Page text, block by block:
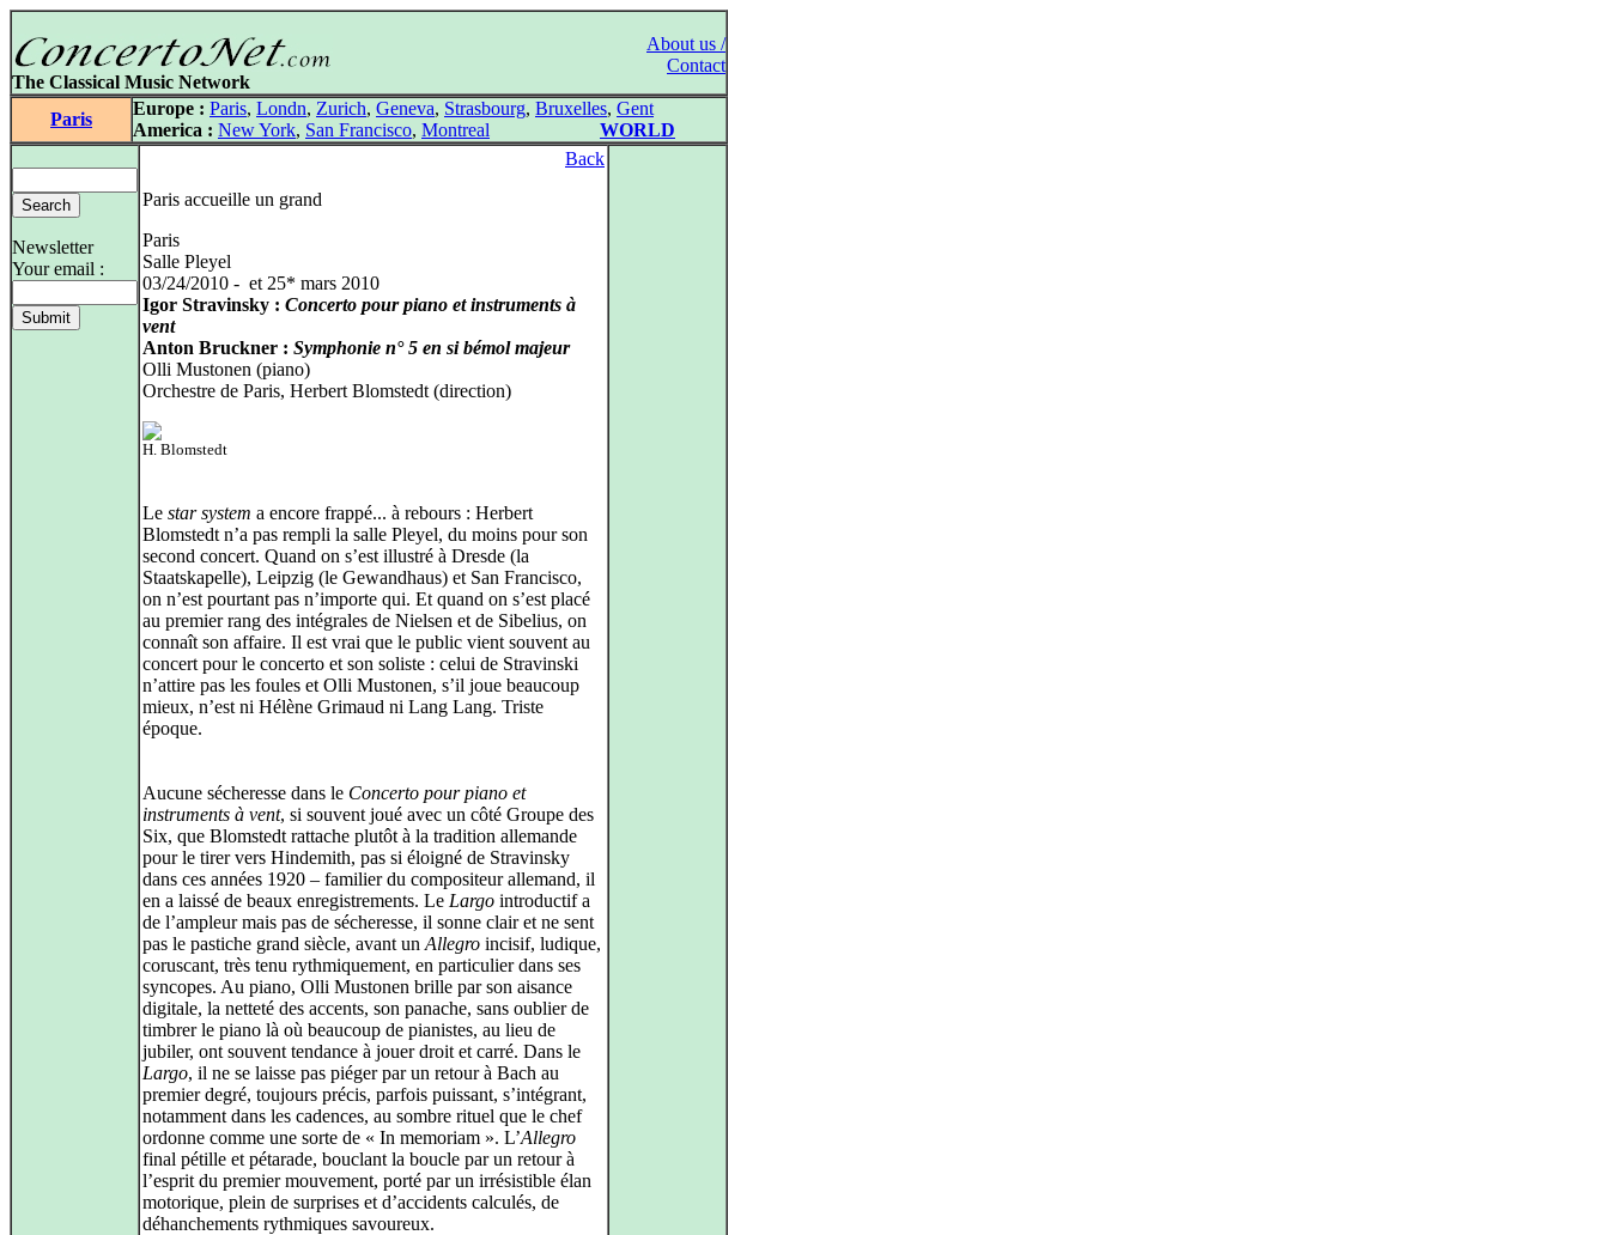
About us /
Contact
The Classical Music Network
Paris
Europe : Paris, Londn, Zurich, Geneva, Strasbourg, Bruxelles, Gent
America : New York, San Francisco, Montreal WORLD
Newsletter
Your email :
Back
Paris accueille un grand
Paris
Salle Pleyel
03/24/2010 - et 25* mars 2010
Igor Stravinsky : Concerto pour piano et instruments à
vent
Anton Bruckner : Symphonie n° 5 en si bémol majeur
Olli Mustonen (piano)
Orchestre de Paris, Herbert Blomstedt (direction)
H. Blomstedt
Le star system a encore frappé... à rebours : Herbert
Blomstedt n’a pas rempli la salle Pleyel, du moins pour son
second concert. Quand on s’est illustré à Dresde (la
Staatskapelle), Leipzig (le Gewandhaus) et San Francisco,
on n’est pourtant pas n’importe qui. Et quand on s’est placé
au premier rang des intégrales de Nielsen et de Sibelius, on
connaît son affaire. Il est vrai que le public vient souvent au
concert pour le concerto et son soliste : celui de Stravinski
n’attire pas les foules et Olli Mustonen, s’il joue beaucoup
mieux, n’est ni Hélène Grimaud ni Lang Lang. Triste
époque.
Aucune sécheresse dans le Concerto pour piano et
instruments à vent, si souvent joué avec un côté Groupe des
Six, que Blomstedt rattache plutôt à la tradition allemande
pour le tirer vers Hindemith, pas si éloigné de Stravinsky
dans ces années 1920 – familier du compositeur allemand, il
en a laissé de beaux enregistrements. Le Largo introductif a
de l’ampleur mais pas de sécheresse, il sonne clair et ne sent
pas le pastiche grand siècle, avant un Allegro incisif, ludique,
coruscant, très tenu rythmiquement, en particulier dans ses
syncopes. Au piano, Olli Mustonen brille par son aisance
digitale, la netteté des accents, son panache, sans oublier de
timbrer le piano là où beaucoup de pianistes, au lieu de
jubiler, ont souvent tendance à jouer droit et carré. Dans le
Largo, il ne se laisse pas piéger par un retour à Bach au
premier degré, toujours précis, parfois puissant, s’intégrant,
notamment dans les cadences, au sombre rituel que le chef
ordonne comme une sorte de « In memoriam ». L’Allegro
final pétille et pétarade, bouclant la boucle par un retour à
l’esprit du premier mouvement, porté par un irrésistible élan
motorique, plein de surprises et d’accidents calculés, de
déhanchements rythmiques savoureux.